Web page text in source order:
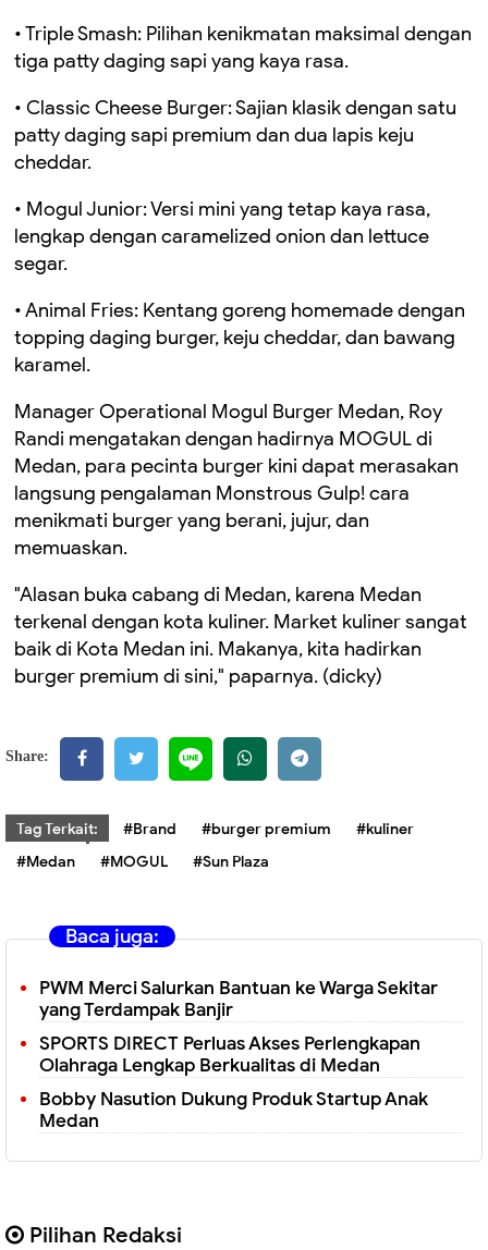
• Triple Smash: Pilihan kenikmatan maksimal dengan
tiga patty daging sapi yang kaya rasa.
• Classic Cheese Burger: Sajian klasik dengan satu
patty daging sapi premium dan dua lapis keju
cheddar.
• Mogul Junior: Versi mini yang tetap kaya rasa,
lengkap dengan caramelized onion dan lettuce
segar.
• Animal Fries: Kentang goreng homemade dengan
topping daging burger, keju cheddar, dan bawang
karamel.
Manager Operational Mogul Burger Medan, Roy
Randi mengatakan dengan hadirnya MOGUL di
Medan, para pecinta burger kini dapat merasakan
langsung pengalaman Monstrous Gulp! cara
menikmati burger yang berani, jujur, dan
memuaskan.
"Alasan buka cabang di Medan, karena Medan
terkenal dengan kota kuliner. Market kuliner sangat
baik di Kota Medan ini. Makanya, kita hadirkan
burger premium di sini," paparnya. (dicky)
Share:
Tag Terkait: #Brand #burger premium
#kuliner
#Medan
#MOGUL #Sun Plaza
Baca juga:
PWM Merci Salurkan Bantuan ke Warga Sekitar
yang Terdampak Banjir
SPORTS DIRECT Perluas Akses Perlengkapan
Olahraga Lengkap Berkualitas di Medan
Bobby Nasution Dukung Produk Startup Anak
Medan
Pilihan Redaksi